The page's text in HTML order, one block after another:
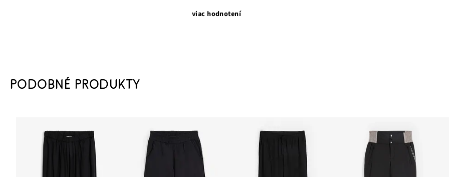
viac hodnotení
PODOBNÉ PRODUKTY